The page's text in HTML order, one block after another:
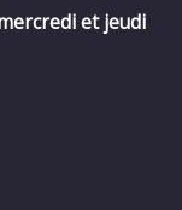
et jeudi